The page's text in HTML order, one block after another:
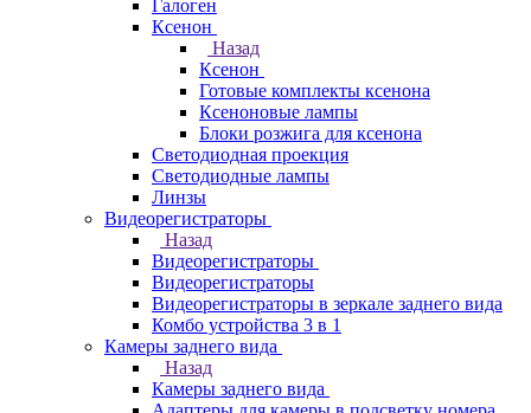
Галоген
Ксенон
Назад
Ксенон
Готовые комплекты ксенона
Ксеноновые лампы
Блоки розжига для ксенона
Светодиодная проекция
Светодиодные лампы
Линзы
Видеорегистраторы
Назад
Видеорегистраторы
Видеорегистраторы
Видеорегистраторы в зеркале заднего вида
Комбо устройства 3 в 1
Камеры заднего вида
Назад
Камеры заднего вида